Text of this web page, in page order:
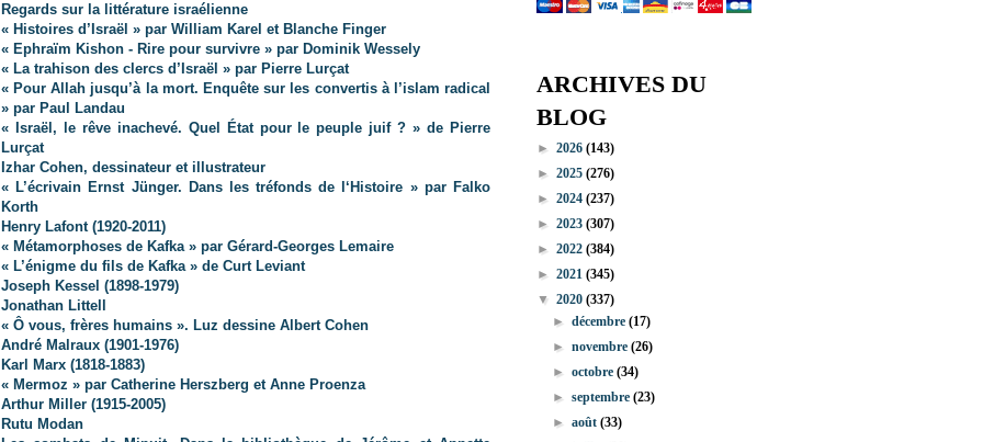
Regards sur la littérature israélienne
« Histoires d’Israël » par William Karel et Blanche Finger
« Ephraïm Kishon - Rire pour survivre » par Dominik Wessely
« La trahison des clercs d’Israël » par Pierre Lurçat
« Pour Allah jusqu’à la mort. Enquête sur les convertis à l’islam radical
» par Paul Landau
« Israël, le rêve inachevé. Quel État pour le peuple juif ? » de Pierre
Lurçat
Izhar Cohen, dessinateur et illustrateur
« L’écrivain Ernst Jünger. Dans les tréfonds de l‘Histoire » par Falko
Korth
Henry Lafont (1920-2011)
« Métamorphoses de Kafka » par Gérard-Georges Lemaire
« L’énigme du fils de Kafka » de Curt Leviant
Joseph Kessel (1898-1979)
Jonathan Littell
« Ô vous, frères humains ». Luz dessine Albert Cohen
André Malraux (1901-1976)
Karl Marx (1818-1883)
« Mermoz » par Catherine Herszberg et Anne Proenza
Arthur Miller (1915-2005)
Rutu Modan
ARCHIVES DU
BLOG
► 2026 (143)
► 2025 (276)
► 2024 (237)
► 2023 (307)
► 2022 (384)
► 2021 (345)
▼ 2020 (337)
►décembre(17)
►novembre(26)
►octobre(34)
►septembre(23)
►août(33)